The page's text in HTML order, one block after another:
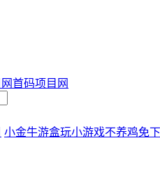
首码项目网
小金牛游盒玩小游戏不养鸡免